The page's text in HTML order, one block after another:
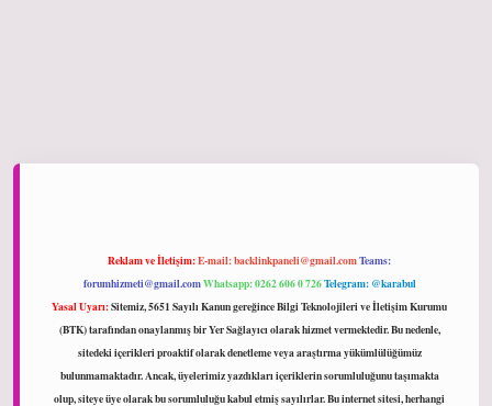
Reklam ve İletişim:E-mail:backlinkpaneli@gmail.comTeams:
forumhizmeti@gmail.comWhatsapp: 0262 606 0 726Telegram: @karabul
Yasal Uyarı:Sitemiz, 5651 Sayılı Kanun gereğince Bilgi Teknolojileri ve İletişim Kurumu
(BTK) tarafından onaylanmış bir Yer Sağlayıcı olarak hizmet vermektedir. Bu nedenle,
sitedeki içerikleri proaktif olarak denetleme veya araştırma yükümlülüğümüz
bulunmamaktadır. Ancak, üyelerimiz yazdıkları içeriklerin sorumluluğunu taşımakta
olup, siteye üye olarak bu sorumluluğu kabul etmiş sayılırlar. Bu internet sitesi, herhangi